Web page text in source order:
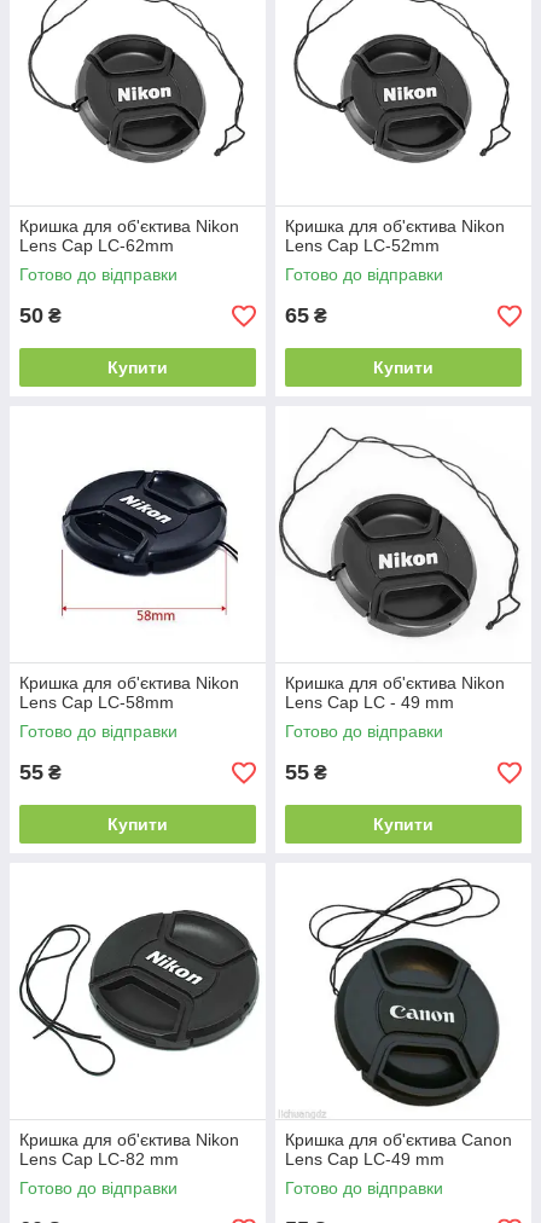
Кришка для об'єктива Nikon
Lens Cap LC-62mm
Готово до відправки
50 ₴
Купити
Кришка для об'єктива Nikon
Lens Cap LC-52mm
Готово до відправки
65 ₴
Купити
Кришка для об'єктива Nikon
Lens Cap LC-58mm
Готово до відправки
55 ₴
Купити
Кришка для об'єктива Nikon
Lens Cap LC - 49 mm
Готово до відправки
55 ₴
Купити
Кришка для об'єктива Nikon
Lens Cap LC-82 mm
Готово до відправки
Кришка для об'єктива Canon
Lens Cap LC-49 mm
Готово до відправки